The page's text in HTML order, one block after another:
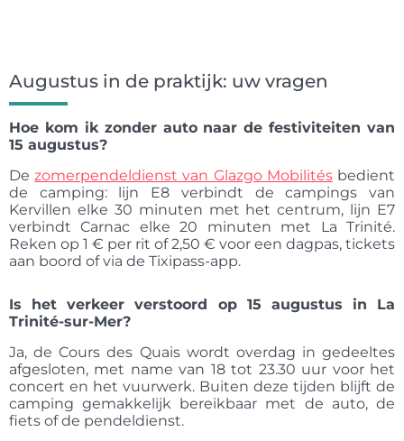
Augustus in de praktijk: uw vragen
Hoe kom ik zonder auto naar de festiviteiten van
15 augustus?
Dezomerpendeldienst van Glazgo Mobilitésbedient
de camping: lijn E8 verbindt de campings van
Kervillen elke 30 minuten met het centrum, lijn E7
verbindt Carnac elke 20 minuten met La Trinité.
Reken op 1 € per rit of 2,50 € voor een dagpas, tickets
aan boord of via de Tixipass-app.
Is het verkeer verstoord op 15 augustus in La
Trinité-sur-Mer?
Ja, de Cours des Quais wordt overdag in gedeeltes
afgesloten, met name van 18 tot 23.30 uur voor het
concert en het vuurwerk. Buiten deze tijden blijft de
camping gemakkelijk bereikbaar met de auto, de
fiets of de pendeldienst.